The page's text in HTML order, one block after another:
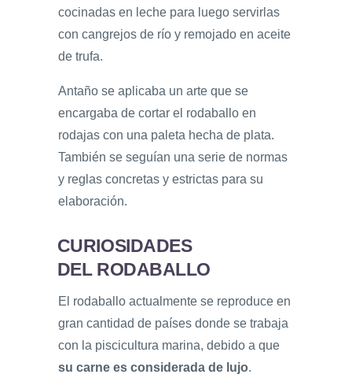
cocinadas en leche para luego servirlas
con cangrejos de río y remojado en aceite
de trufa.
Antaño se aplicaba un arte que se
encargaba de cortar el rodaballo en
rodajas con una paleta hecha de plata.
También se seguían una serie de normas
y reglas concretas y estrictas para su
elaboración.
CURIOSIDADES
DEL RODABALLO
El rodaballo actualmente se reproduce en
gran cantidad de países donde se trabaja
con la piscicultura marina, debido a que
su carne es considerada de lujo.